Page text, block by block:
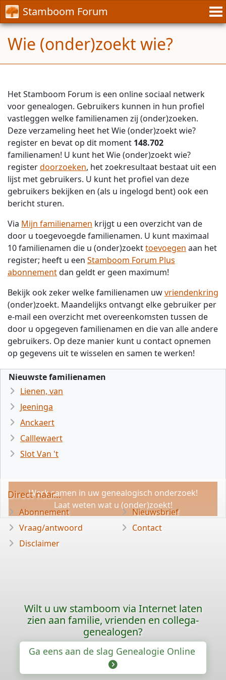
Stamboom Forum
Wie (onder)zoekt wie?
Het Stamboom Forum is een online sociaal netwerk
voor genealogen. Gebruikers kunnen in hun profiel
vastleggen welke familienamen zij (onder)zoeken.
Deze verzameling heet het Wie (onder)zoekt wie?
register en bevat op dit moment 148.702
familienamen! U kunt het Wie (onder)zoekt wie?
registerdoorzoeken, het zoekresultaat bestaat uit een
lijst met gebruikers. U kunt het profiel van deze
gebruikers bekijken en (als u ingelogd bent) ook een
bericht sturen.
Via Mijn familienamen krijgt u een overzicht van de
door u toegevoegde familienamen. U kunt maximaal
10 familienamen die u (onder)zoekttoevoegen aan het
register; heeft u een Stamboom Forum Plus
abonnementdan geldt er geen maximum!
Bekijk ook zeker welke familienamen uwvriendenkring
(onder)zoekt. Maandelijks ontvangt elke gebruiker per
e-mail een overzicht met overeenkomsten tussen de
door u opgegeven familienamen en die van alle andere
gebruikers. Op deze manier kunt u contact opnemen
op gegevens uit te wisselen en samen te werken!
Nieuwste familienamen
Lienen, van
Jeeninga
Anckaert
Calllewaert
Slot Van 't
Werk samen in uw genealogisch onderzoek!
Laat weten wat u (onder)zoekt!
Direct naar...
Abonnement
Vraag/antwoord
Disclaimer
Nieuwsbrief
Contact
Wilt u uw stamboom via Internet laten
zien aan familie, vrienden en collega-
genealogen?
Ga eens aan de slag Genealogie Online